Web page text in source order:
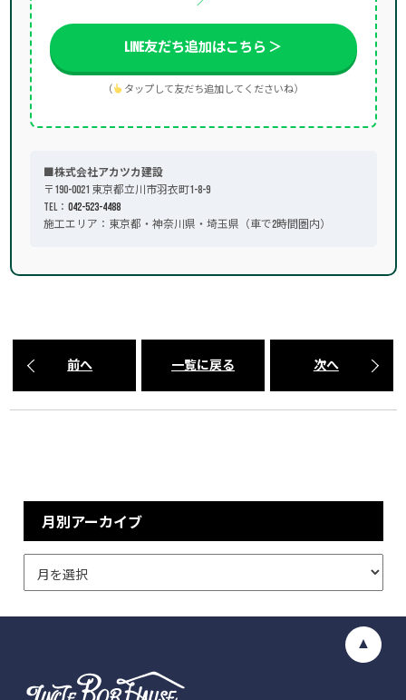
LINE友だち追加はこちら ＞
（ タップして友だち追加してくださいね）
■株式会社アカツカ建設
〒190-0021 東京都立川市羽衣町1-8-9
TEL： 042-523-4488
施工エリア：東京都・神奈川県・埼玉県（車で2時間圏内）
前へ 一覧に戻る 次へ
月別アーカイブ